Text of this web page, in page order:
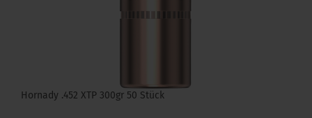
Hornady .452 XTP 300gr 50 Stück